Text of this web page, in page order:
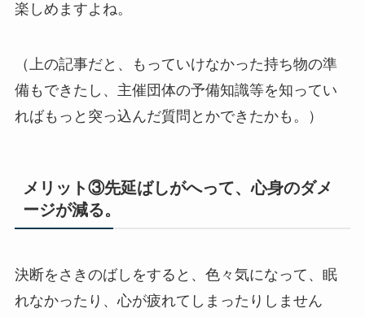
楽しめますよね。
（上の記事だと、もっていけなかった持ち物の準
備もできたし、主催団体の予備知識等を知ってい
ればもっと突っ込んだ質問とかできたかも。）
メリット③先延ばしがへって、心身のダメ
ージが減る。
決断をさきのばしをすると、色々気になって、眠
れなかったり、心が疲れてしまったりしません